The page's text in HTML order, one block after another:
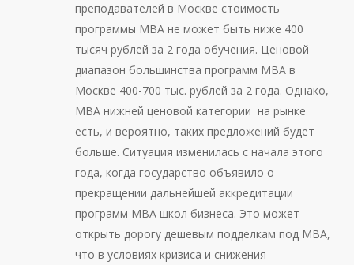
преподавателей в Москве стоимость
программы МВА не может быть ниже 400
тысяч рублей за 2 года обучения. Ценовой
диапазон большинства программ МВА в
Москве 400-700 тыс. рублей за 2 года. Однако,
МВА нижней ценовой категории на рынке
есть, и вероятно, таких предложений будет
больше. Ситуация изменилась с начала этого
года, когда государство объявило о
прекращении дальнейшей аккредитации
программ МВА школ бизнеса. Это может
открыть дорогу дешевым подделкам под МВА,
что в условиях кризиса и снижения